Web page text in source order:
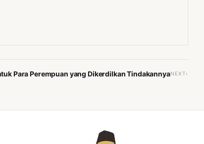
Para Perempuan yang Dikerdilkan TindakannyaNEXT›